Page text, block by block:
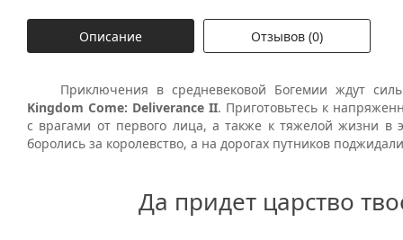
Описание Отзывов (0)
Приключения в средневековой Богемии ждут
Kingdom Come: Deliverance II. Приготовьтесь к
с врагами от первого лица, а также к тяжелой жизни в
боролись за королевство, а на дорогах путников
Да придет царство